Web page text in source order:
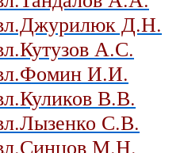
Д.Н.
А.С.
И.И.
В.В.
С.В.
М.Н.